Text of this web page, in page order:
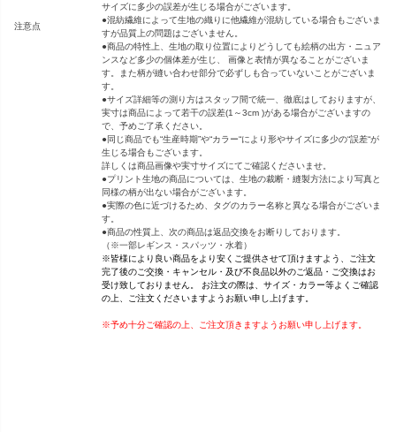
注意点
サイズに多少の誤差が生じる場合がございます。
●混紡繊維によって生地の織りに他繊維が混紡している場合もございま
すが品質上の問題はございません。
●商品の特性上、生地の取り位置によりどうしても絵柄の出方・ニュア
ンスなど多少の個体差が生じ、 画像と表情が異なることがございま
す。また柄が縫い合わせ部分で必ずしも合っていないことがございま
す。
●サイズ詳細等の測り方はスタッフ間で統一、徹底はしておりますが、
実寸は商品によって若干の誤差(1～3cm )がある場合がございますの
で、予めご了承ください。
●同じ商品でも“生産時期”や“カラー“により形やサイズに多少の“誤差“が
生じる場合もございます。
詳しくは商品画像や実寸サイズにてご確認くださいませ。
●プリント生地の商品については、生地の裁断・縫製方法により写真と
同様の柄が出ない場合がございます。
●実際の色に近づけるため、タグのカラー名称と異なる場合がございま
す。
●商品の性質上、次の商品は返品交換をお断りしております。
（※一部レギンス・スパッツ・水着）
※皆様により良い商品をより安くご提供させて頂けますよう、ご注文
完了後のご交換・キャンセル・及び不良品以外のご返品・ご交換はお
受け致しておりません。 お注文の際は、サイズ・カラー等よくご確認
の上、ご注文くださいますようお願い申し上げます。
※予め十分ご確認の上、ご注文頂きますようお願い申し上げます。